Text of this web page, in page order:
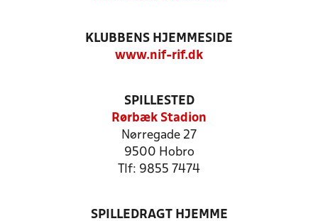
KLUBBENS HJEMMESIDE
www.nif-rif.dk
SPILLESTED
Rørbæk Stadion
Nørregade 27
9500 Hobro
Tlf: 9855 7474
SPILLEDRAGT HJEMME